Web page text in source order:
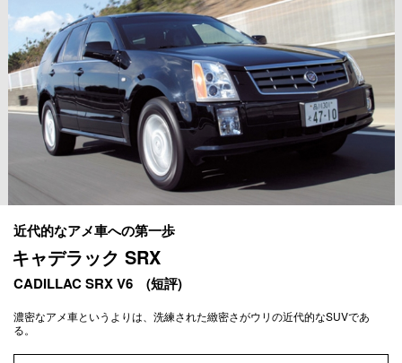
近代的なアメ車への第一歩
キャデラック SRX
CADILLAC SRX V6 (短評)
濃密なアメ車というよりは、洗練された緻密さがウリの近代的なSUVであ
る。